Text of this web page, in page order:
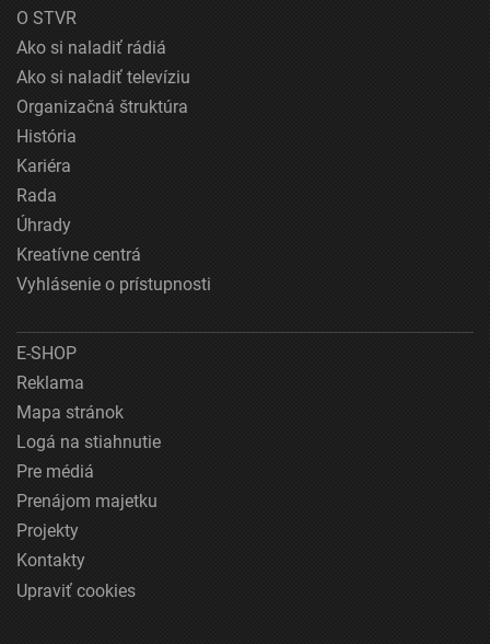
O STVR
Ako si naladiť rádiá
Ako si naladiť televíziu
Organizačná štruktúra
História
Kariéra
Rada
Úhrady
Kreatívne centrá
Vyhlásenie o prístupnosti
E-SHOP
Reklama
Mapa stránok
Logá na stiahnutie
Pre médiá
Prenájom majetku
Projekty
Kontakty
Upraviť cookies